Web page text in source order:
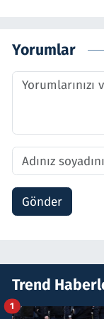
Yorumlar
Gönder
Trend
1